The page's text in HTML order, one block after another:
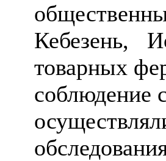
Кебезень,
товарных
соблюдение